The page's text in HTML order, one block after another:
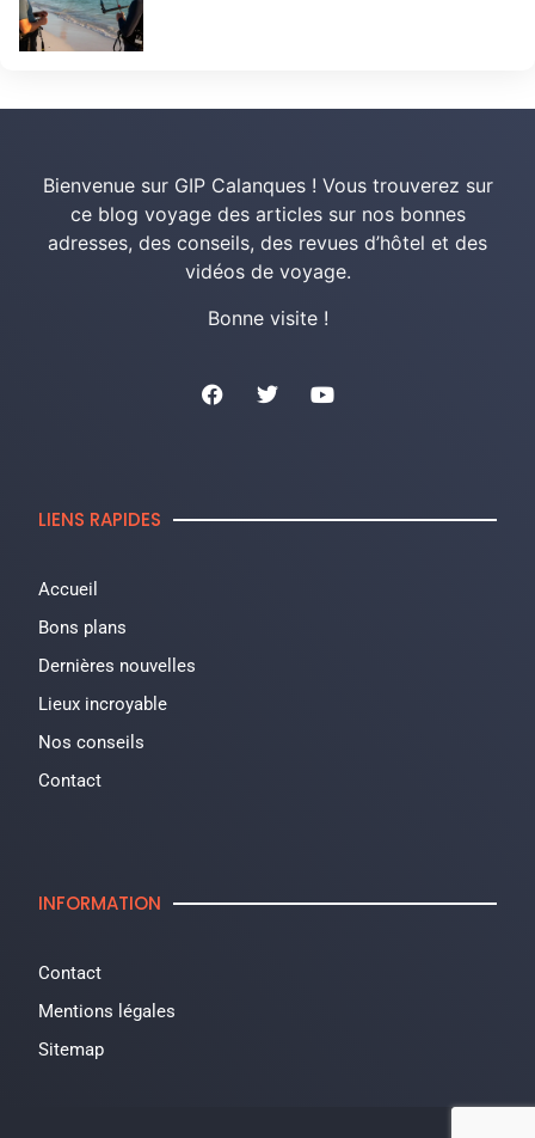
Bienvenue sur GIP Calanques ! Vous trouverez sur
ce blog voyage des articles sur nos bonnes
adresses, des conseils, des revues d’hôtel et des
vidéos de voyage.
Bonne visite !
LIENS RAPIDES
Accueil
Bons plans
Dernières nouvelles
Lieux incroyable
Nos conseils
Contact
INFORMATION
Contact
Mentions légales
Sitemap